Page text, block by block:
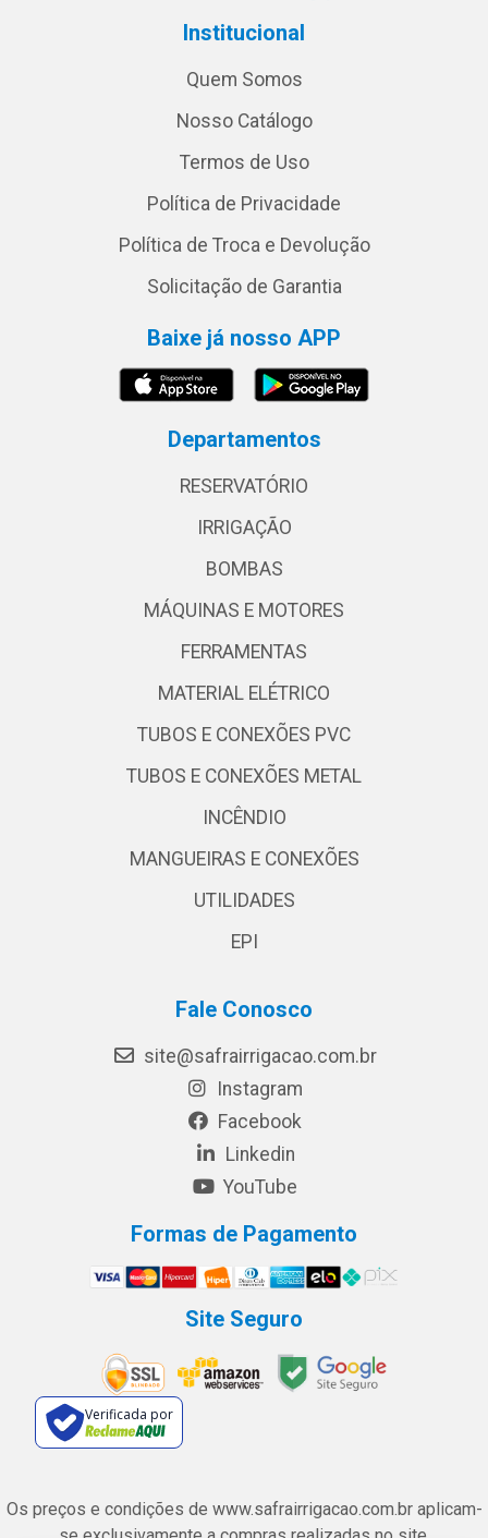
Institucional
Quem Somos
Nosso Catálogo
Termos de Uso
Política de Privacidade
Política de Troca e Devolução
Solicitação de Garantia
Baixe já nosso APP
Departamentos
RESERVATÓRIO
IRRIGAÇÃO
BOMBAS
MÁQUINAS E MOTORES
FERRAMENTAS
MATERIAL ELÉTRICO
TUBOS E CONEXÕES PVC
TUBOS E CONEXÕES METAL
INCÊNDIO
MANGUEIRAS E CONEXÕES
UTILIDADES
EPI
Fale Conosco
site@safrairrigacao.com.br
Instagram
Facebook
Linkedin
YouTube
Formas de Pagamento
Site Seguro
Verificada por
Os preços e condições de www.safrairrigacao.com.br aplicam-